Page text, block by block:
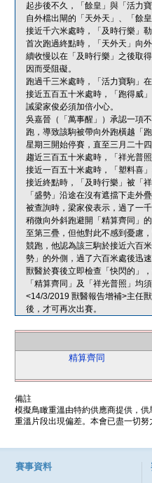
起步後不久，「餘皇」與「活力
自外檔出閘的「天外天」、「餘
接近千六米處時，「及時行樂」
首次跑過終點時，「天外天」向
續收慢以在「及時行樂」之後取
因而受阻礙。
跑過千三米處時，「活力寶駒」
接近五百五十米處時，「跑得威
誡梁家俊必須加倍小心。
吳嘉晉（「萬事醒」）承認一項
跑，導致該駒被帶向外跑橫越「
星期三開始停賽，直至三月二十
趨近三百五十米處時，「祥光普
接近一百五十米處時，「塑料喜」
接近終點時，「及時行樂」被「
「盛勢」沿途在沒有遮擋下走外
被查詢時，梁家俊表示，過了一
稍微向外斜跑避開「精算齊同」
至第三疊，但他對此不感到憂慮
競跑，他認為該三駒於接近六百
勢」的外側，過了六百米處後迅
獸醫於賽後立即檢查「快閃的」
「精算齊同」及「祥光普照」均
<14/3/2019 獸醫報告增補>主任
後，才可再次出賽。
精算齊同
備註
模擬鳥瞰重溫由特約供應商提供，
重溫片段出現偏差。本會已盡一切
賽事資料